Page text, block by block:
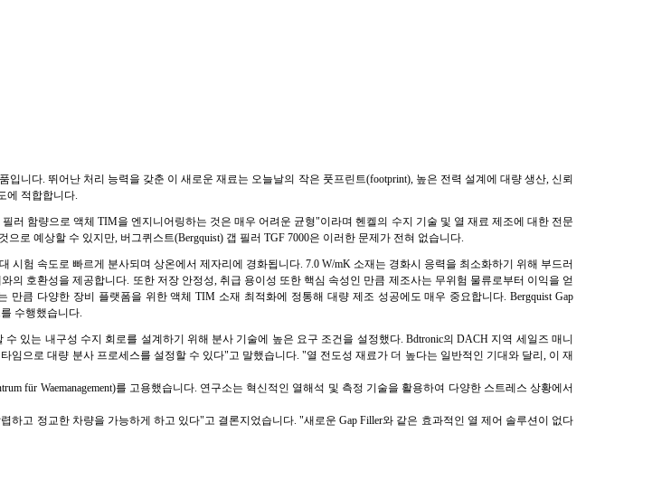
니다. 뛰어난 처리 능력을 갖춘 이 새로운 재료는 오늘날의 작은 풋프린트(footprint), 높은 전력 설계에 대량 생산, 신뢰
에 적합합니다.
러 함량으로 액체 TIM을 엔지니어링하는 것은 매우 어려운 균형"이라며 헨켈의 수지 기술 및 열 재료 제조에 대한 전문
로 예상할 수 있지만, 버그퀴스트(Bergquist) 갭 필러 TGF 7000은 이러한 문제가 전혀 없습니다.
시험 속도로 빠르게 분사되며 상온에서 제자리에 경화됩니다. 7.0 W/mK 소재는 경화시 응력을 최소화하기 위해 부드러
의 호환성을 제공합니다. 또한 저장 안정성, 취급 용이성 또한 핵심 속성인 만큼 제조사는 무위험 물류로부터 이익을 얻
큼 다양한 장비 플랫폼을 위한 액체 TIM 소재 최적화에 정통해 대량 제조 성공에도 매우 중요합니다. Bergquist Gap
수행했습니다.
있는 내구성 수지 회로를 설계하기 위해 분사 기술에 높은 요구 조건을 설정했다. Bdtronic의 DACH 지역 세일즈 매니
임으로 대량 분사 프로세스를 설정할 수 있다"고 말했습니다. "열 전도성 재료가 더 높다는 일반적인 기대와 달리, 이 재
für Waemanagement)를 고용했습니다. 연구소는 혁신적인 열해석 및 측정 기술을 활용하여 다양한 스트레스 상황에서
고 정교한 차량을 가능하게 하고 있다"고 결론지었습니다. "새로운 Gap Filler와 같은 효과적인 열 제어 솔루션이 없다